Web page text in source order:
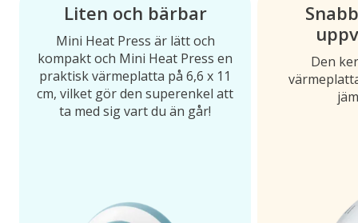
Liten och bärbar
Mini Heat Press är lätt och
kompakt och Mini Heat Press en
praktisk värmeplatta på 6,6 x 11
cm, vilket gör den superenkel att
ta med sig vart du än går!
Den